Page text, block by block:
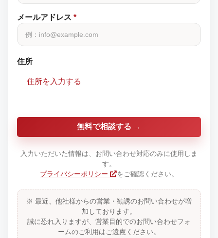
メールアドレス *
住所
住所を入力する
無料で相談する
入力いただいた情報は、お問い合わせ対応のみに使用しま
す。
プライバシーポリシー
をご確認ください。
※ 最近、他社様からの営業・勧誘のお問い合わせが増
加しております。
誠に恐れ入りますが、営業目的でのお問い合わせフォ
ームのご利用はご遠慮ください。